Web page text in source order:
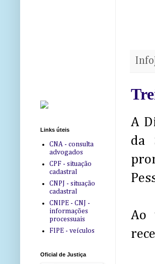
A
da
Ao
Links úteis
CNA - consulta
advogados
CPF - situação
cadastral
CNPJ - situação
cadastral
CNIPE - CNJ -
informações
processuais
FIPE - veículos
Oficial de Justiça